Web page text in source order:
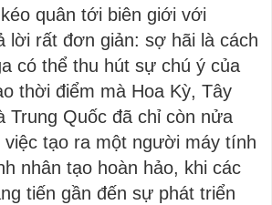
quân tới biên giới với
lời rất đơn giản: sợ hãi là cách
có thể thu hút sự chú ý của
thời điểm mà Hoa Kỳ, Tây
Trung Quốc đã chỉ còn nửa
tạo ra một người máy tính
nhân tạo hoàn hảo, khi các
tiến gần đến sự phát triển